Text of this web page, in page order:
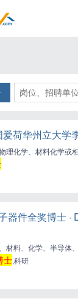
爱荷华州立大学
理化学、材料化学或
器件全奖博士 ·
材料、化学、半导体
士,科研